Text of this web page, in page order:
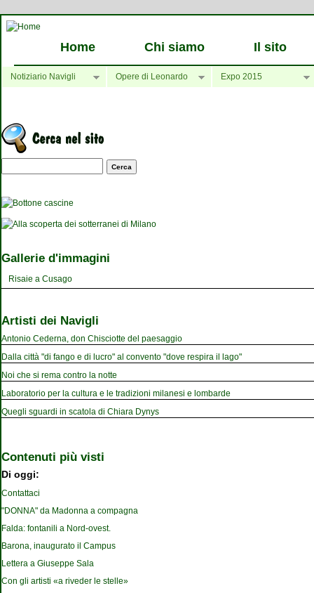
Home Chi siamo Il sito
Notiziario Navigli Opere di Leonardo Expo 2015
Maschera di ricerca
Gallerie d'immagini
Risaie a Cusago
Artisti dei Navigli
Antonio Cederna, don Chisciotte del paesaggio
Dalla città "di fango e di lucro" al convento "dove respira il lago"
Noi che si rema contro la notte
Laboratorio per la cultura e le tradizioni milanesi e lombarde
Quegli sguardi in scatola di Chiara Dynys
Contenuti più visti
Di oggi:
Contattaci
"DONNA" da Madonna a compagna
Falda: fontanili a Nord-ovest.
Barona, inaugurato il Campus
Lettera a Giuseppe Sala
Con gli artisti «a riveder le stelle»